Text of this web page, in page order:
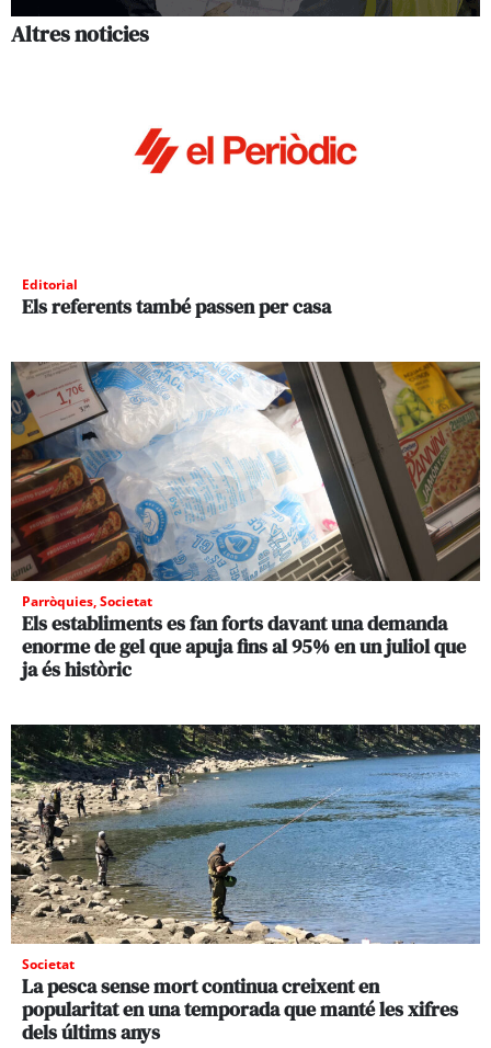
Altres noticies
Editorial
Els referents també passen per casa
Parròquies,Societat
Els establiments es fan forts davant una demanda
enorme de gel que apuja fins al 95% en un juliol que
ja és històric
Societat
La pesca sense mort continua creixent en
popularitat en una temporada que manté les xifres
dels últims anys